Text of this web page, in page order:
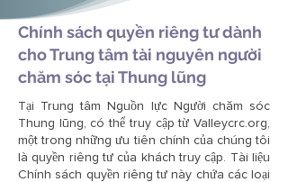
Chính sách quyền riêng tư dành
cho Trung tâm tài nguyên người
chăm sóc tại Thung lũng
Tại Trung tâm Nguồn lực Người chăm sóc
Thung lũng, có thể truy cập từ Valleycrc.org,
một trong những ưu tiên chính của chúng tôi
là quyền riêng tư của khách truy cập. Tài liệu
Chính sách quyền riêng tư này chứa các loại